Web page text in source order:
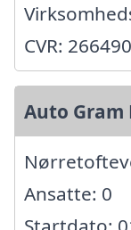
CVR:
Auto Gram
Ansatte: 0